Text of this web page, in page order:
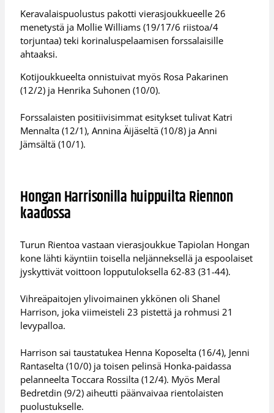
Keravalaispuolustus pakotti vierasjoukkueelle 26
menetystä ja Mollie Williams (19/17/6 riistoa/4
torjuntaa) teki korinaluspelaamisen forssalaisille
ahtaaksi.
Kotijoukkueelta onnistuivat myös Rosa Pakarinen
(12/2) ja Henrika Suhonen (10/0).
Forssalaisten positiivisimmat esitykset tulivat Katri
Mennalta (12/1), Annina Äijäseltä (10/8) ja Anni
Jämsältä (10/1).
Hongan Harrisonilla huippuilta Riennon
kaadossa
Turun Rientoa vastaan vierasjoukkue Tapiolan Hongan
kone lähti käyntiin toisella neljänneksellä ja espoolaiset
jyskyttivät voittoon lopputuloksella 62-83 (31-44).
Vihreäpaitojen ylivoimainen ykkönen oli Shanel
Harrison, joka viimeisteli 23 pistettä ja rohmusi 21
levypalloa.
Harrison sai taustatukea Henna Koposelta (16/4), Jenni
Rantaselta (10/0) ja toisen pelinsä Honka-paidassa
pelanneelta Toccara Rossilta (12/4). Myös Meral
Bedretdin (9/2) aiheutti päänvaivaa rientolaisten
puolustukselle.